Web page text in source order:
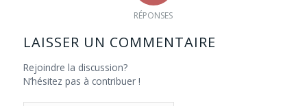
RÉPONSES
LAISSER UN COMMENTAIRE
Rejoindre la discussion?
N’hésitez pas à contribuer !